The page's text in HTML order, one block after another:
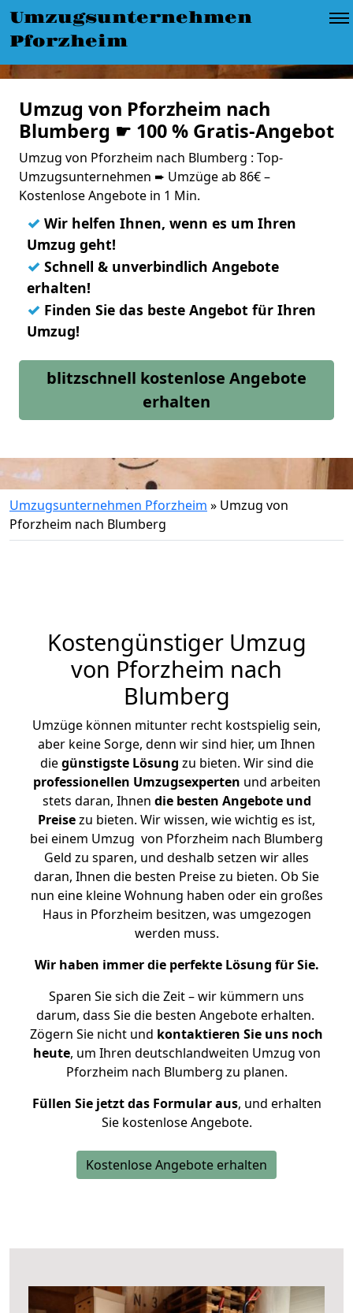
Umzugsunternehmen
Pforzheim
Umzug von Pforzheim nach
Blumberg ☛ 100 % Gratis-Angebot
Umzug von Pforzheim nach Blumberg : Top-
Umzugsunternehmen ➨ Umzüge ab 86€ –
Kostenlose Angebote in 1 Min.
✓ Wir helfen Ihnen, wenn es um Ihren
Umzug geht!
✓ Schnell & unverbindlich Angebote
erhalten!
✓ Finden Sie das beste Angebot für Ihren
Umzug!
blitzschnell kostenlose Angebote
erhalten
Umzugsunternehmen Pforzheim » Umzug von
Pforzheim nach Blumberg
Kostengünstiger Umzug
von Pforzheim nach
Blumberg
Umzüge können mitunter recht kostspielig sein,
aber keine Sorge, denn wir sind hier, um Ihnen
diegünstigste Lösung zu bieten. Wir sind die
professionellen Umzugsexperten und arbeiten
stets daran, Ihnen die besten Angebote und
Preisezu bieten. Wir wissen, wie wichtig es ist,
bei einem Umzug von Pforzheim nach Blumberg
Geld zu sparen, und deshalb setzen wir alles
daran, Ihnen die besten Preise zu bieten. Ob Sie
nun eine kleine Wohnung haben oder ein großes
Haus in Pforzheim besitzen, was umgezogen
werden muss.
Wir haben immer die perfekte Lösung für Sie.
Sparen Sie sich die Zeit – wir kümmern uns
darum, dass Sie die besten Angebote erhalten.
Zögern Sie nicht und kontaktieren Sie uns noch
heute, um Ihren deutschlandweiten Umzug von
Pforzheim nach Blumberg zu planen.
Füllen Sie jetzt das Formular aus, und erhalten
Sie kostenlose Angebote.
Kostenlose Angebote erhalten